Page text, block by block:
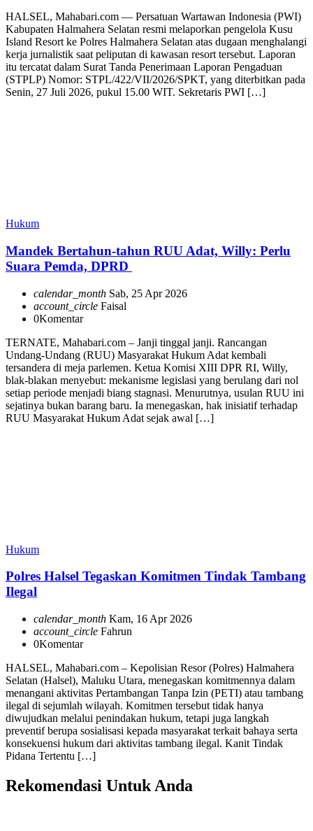
HALSEL, Mahabari.com — Persatuan Wartawan Indonesia (PWI)
Kabupaten Halmahera Selatan resmi melaporkan pengelola Kusu
Island Resort ke Polres Halmahera Selatan atas dugaan menghalangi
kerja jurnalistik saat peliputan di kawasan resort tersebut. Laporan
itu tercatat dalam Surat Tanda Penerimaan Laporan Pengaduan
(STPLP) Nomor: STPL/422/VII/2026/SPKT, yang diterbitkan pada
Senin, 27 Juli 2026, pukul 15.00 WIT. Sekretaris PWI […]
Hukum
Mandek Bertahun-tahun RUU Adat, Willy: Perlu
Suara Pemda, DPRD
calendar_month Sab, 25 Apr 2026
account_circle Faisal
0Komentar
TERNATE, Mahabari.com – Janji tinggal janji. Rancangan
Undang-Undang (RUU) Masyarakat Hukum Adat kembali
tersandera di meja parlemen. Ketua Komisi XIII DPR RI, Willy,
blak-blakan menyebut: mekanisme legislasi yang berulang dari nol
setiap periode menjadi biang stagnasi. Menurutnya, usulan RUU ini
sejatinya bukan barang baru. Ia menegaskan, hak inisiatif terhadap
RUU Masyarakat Hukum Adat sejak awal […]
Hukum
Polres Halsel Tegaskan Komitmen Tindak Tambang
Ilegal
calendar_month Kam, 16 Apr 2026
account_circle Fahrun
0Komentar
HALSEL, Mahabari.com – Kepolisian Resor (Polres) Halmahera
Selatan (Halsel), Maluku Utara, menegaskan komitmennya dalam
menangani aktivitas Pertambangan Tanpa Izin (PETI) atau tambang
ilegal di sejumlah wilayah. Komitmen tersebut tidak hanya
diwujudkan melalui penindakan hukum, tetapi juga langkah
preventif berupa sosialisasi kepada masyarakat terkait bahaya serta
konsekuensi hukum dari aktivitas tambang ilegal. Kanit Tindak
Pidana Tertentu […]
Rekomendasi Untuk Anda